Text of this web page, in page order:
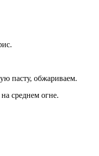
пасту, обжариваем.
среднем огне.